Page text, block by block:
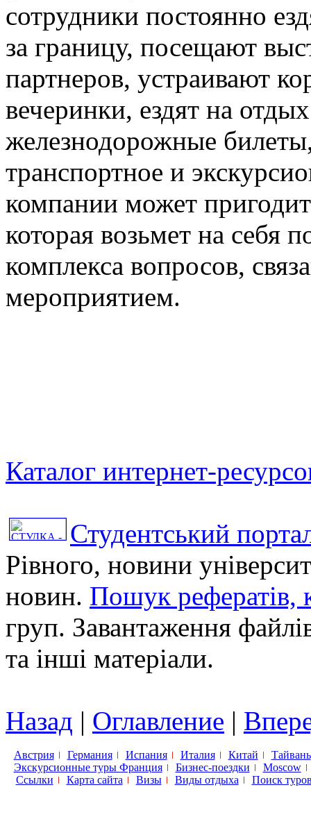
сотрудники постоянно
за границу, посещают
партнеров, устраивают
вечеринки, ездят на
железнодорожные
транспортное и
компании может
которая возьмет на себя
комплекса вопросов,
мероприятием.
Каталог интернет-
Студентський
Рівного, новини
новин. Пошук рефератів,
груп. Завантаження
та інші матеріали.
Назад | Оглавление |
Австрия Германия Испания Италия Китай
Тайвань
Экскурсионные туры Франция
Бизнес-поездки
Moscow
Ссылки
Карта сайта Визы Виды отдыха Поиск